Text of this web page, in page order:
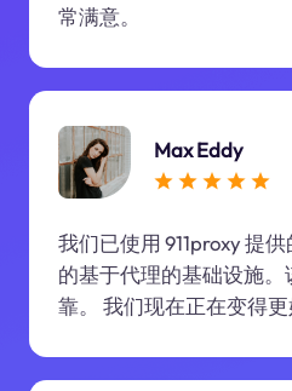
常满意。
Max Eddy
我们已使用 911proxy 提
的基于代理的基础设施
靠。 我们现在正在变得更